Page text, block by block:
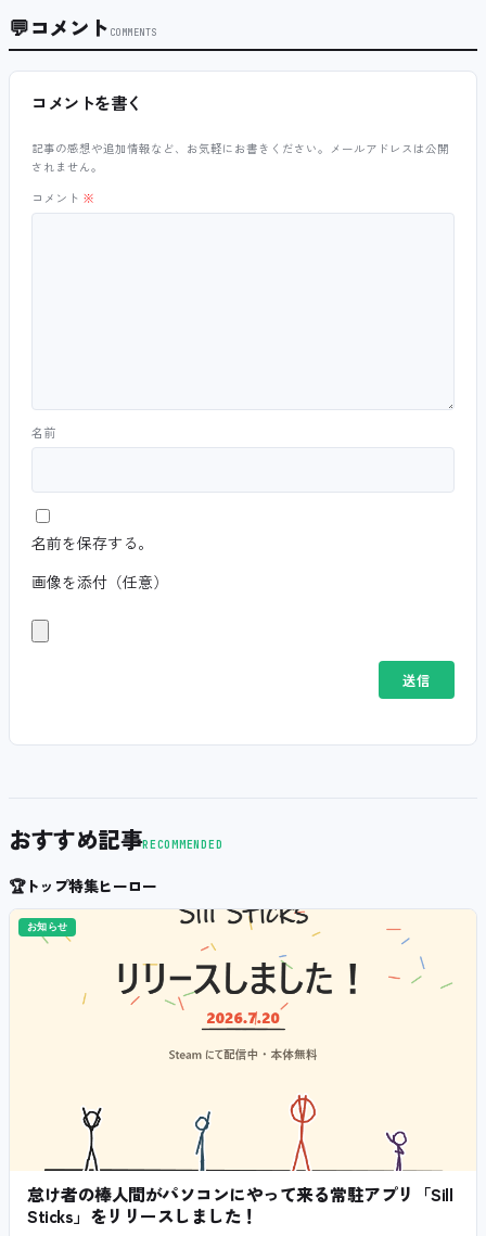
💬コメント COMMENTS
コメントを書く
記事の感想や追加情報など、お気軽にお書きください。メールアドレスは公開
されません。
コメント ※
名前
名前を保存する。
画像を添付（任意）
おすすめ記事RECOMMENDED
🏆トップ特集ヒーロー
お知らせ
怠け者の棒人間がパソコンにやって来る常駐アプリ「Sill
Sticks」をリリースしました！